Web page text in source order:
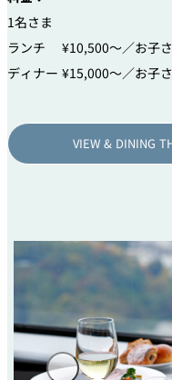
1名さま
ランチ ¥10,500～／お子
ディナー ¥15,000～／お子
VIEW & DINING